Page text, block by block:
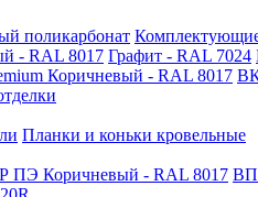
поликарбонат
- RAL 8017 Графит - RAL 7024
Коричневый - RAL 8017
Планки и коньки кровельные
ПЭ Коричневый - RAL 8017